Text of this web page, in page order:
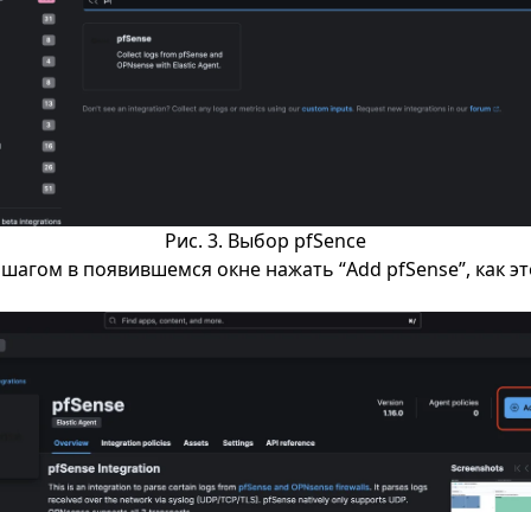
Рис. 3. Выбор pfSence
в появившемся окне нажать “Add pfSense”, как